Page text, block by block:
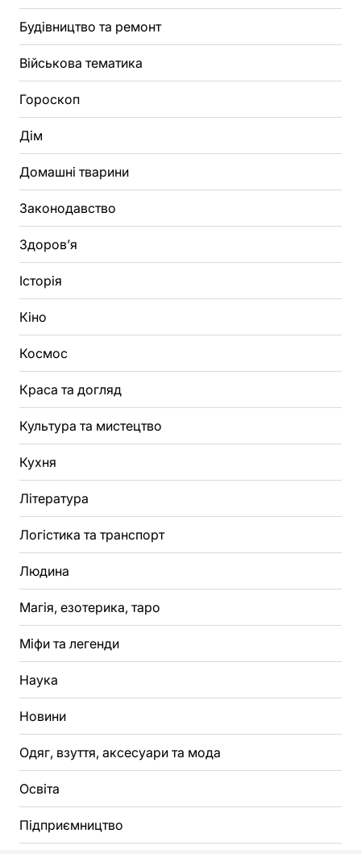
Будівництво та ремонт
Військова тематика
Гороскоп
Дім
Домашні тварини
Законодавство
Здоров’я
Історія
Кіно
Космос
Краса та догляд
Культура та мистецтво
Кухня
Література
Логістика та транспорт
Людина
Магія, езотерика, таро
Міфи та легенди
Наука
Новини
Одяг, взуття, аксесуари та мода
Освіта
Підприємництво